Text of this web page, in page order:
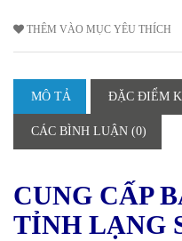
THÊM VÀO MỤC YÊU THÍCH
MÔ TẢ ĐẶC ĐIỂM
CÁC BÌNH LUẬN (0)
CUNG CẤP
TỈNH LẠNG